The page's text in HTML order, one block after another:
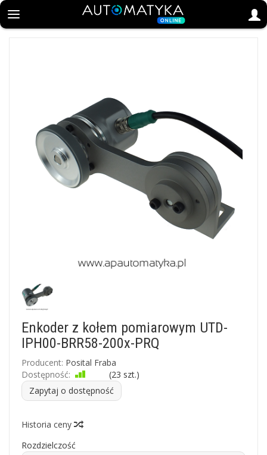
Enkoder z kołem pomiarowym UTD-
IPH00-BRR58-200x-PRQ
Producent: Posital Fraba
Dostępność:
(23 szt.)
Zapytaj o dostępność
Historia ceny
Rozdzielczość